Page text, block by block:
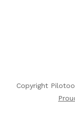
Copyright